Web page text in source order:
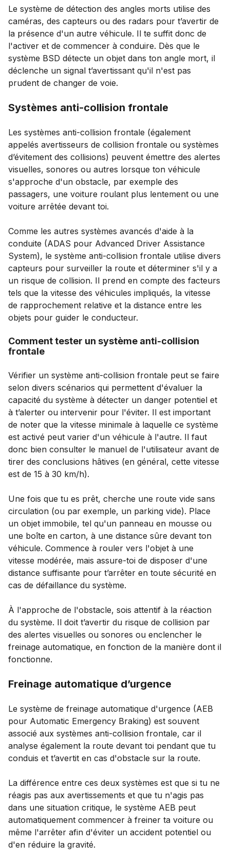
Le système de détection des angles morts utilise des
caméras, des capteurs ou des radars pour t’avertir de
la présence d'un autre véhicule. Il te suffit donc de
l'activer et de commencer à conduire. Dès que le
système BSD détecte un objet dans ton angle mort, il
déclenche un signal t’avertissant qu'il n'est pas
prudent de changer de voie.
Systèmes anti-collision frontale
Les systèmes anti-collision frontale (également
appelés avertisseurs de collision frontale ou systèmes
d’évitement des collisions) peuvent émettre des alertes
visuelles, sonores ou autres lorsque ton véhicule
s'approche d'un obstacle, par exemple des
passagers, une voiture roulant plus lentement ou une
voiture arrêtée devant toi.
Comme les autres systèmes avancés d'aide à la
conduite (ADAS pour Advanced Driver Assistance
System), le système anti-collision frontale utilise divers
capteurs pour surveiller la route et déterminer s'il y a
un risque de collision. Il prend en compte des facteurs
tels que la vitesse des véhicules impliqués, la vitesse
de rapprochement relative et la distance entre les
objets pour guider le conducteur.
Comment tester un système anti-collision
frontale
Vérifier un système anti-collision frontale peut se faire
selon divers scénarios qui permettent d'évaluer la
capacité du système à détecter un danger potentiel et
à t’alerter ou intervenir pour l'éviter. Il est important
de noter que la vitesse minimale à laquelle ce système
est activé peut varier d'un véhicule à l'autre. Il faut
donc bien consulter le manuel de l'utilisateur avant de
tirer des conclusions hâtives (en général, cette vitesse
est de 15 à 30 km/h).
Une fois que tu es prêt, cherche une route vide sans
circulation (ou par exemple, un parking vide). Place
un objet immobile, tel qu'un panneau en mousse ou
une boîte en carton, à une distance sûre devant ton
véhicule. Commence à rouler vers l'objet à une
vitesse modérée, mais assure-toi de disposer d'une
distance suffisante pour t’arrêter en toute sécurité en
cas de défaillance du système.
À l'approche de l'obstacle, sois attentif à la réaction
du système. Il doit t’avertir du risque de collision par
des alertes visuelles ou sonores ou enclencher le
freinage automatique, en fonction de la manière dont il
fonctionne.
Freinage automatique d’urgence
Le système de freinage automatique d'urgence (AEB
pour Automatic Emergency Braking) est souvent
associé aux systèmes anti-collision frontale, car il
analyse également la route devant toi pendant que tu
conduis et t’avertit en cas d'obstacle sur la route.
La différence entre ces deux systèmes est que si tu ne
réagis pas aux avertissements et que tu n'agis pas
dans une situation critique, le système AEB peut
automatiquement commencer à freiner ta voiture ou
même l'arrêter afin d'éviter un accident potentiel ou
d'en réduire la gravité.